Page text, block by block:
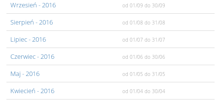
Wrzesień - 2016 od 01/09 do 30/09
Sierpień - 2016 od 01/08 do 31/08
Lipiec- 2016 od 01/07 do 31/07
Czerwiec- 2016 od 01/06 do 30/06
Maj - 2016 od 01/05 do 31/05
Kwiecień - 2016 od 01/04 do 30/04